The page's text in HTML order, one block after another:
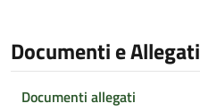
Documenti e Allegati
Documenti allegati